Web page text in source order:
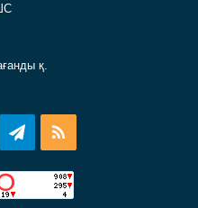
қ.
Telegram